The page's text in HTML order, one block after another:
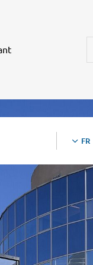
FR